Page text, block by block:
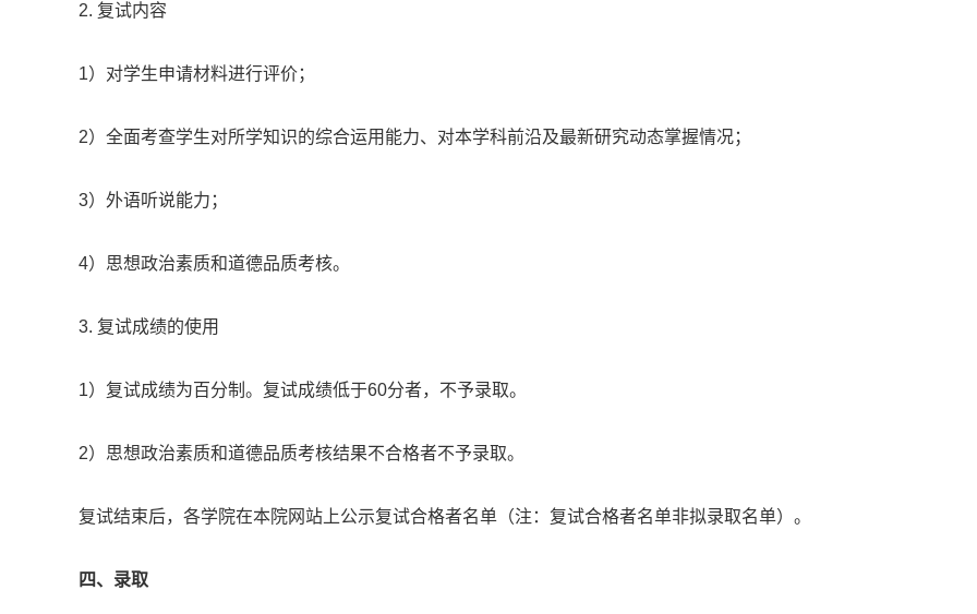
2. 复试内容
1）对学生申请材料进行评价；
2）全面考查学生对所学知识的综合运用能力、对本学科前沿及最新研究动态掌握情况；
3）外语听说能力；
4）思想政治素质和道德品质考核。
3. 复试成绩的使用
1）复试成绩为百分制。复试成绩低于60分者，不予录取。
2）思想政治素质和道德品质考核结果不合格者不予录取。
复试结束后，各学院在本院网站上公示复试合格者名单（注：复试合格者名单非拟录取名单）。
四、录取